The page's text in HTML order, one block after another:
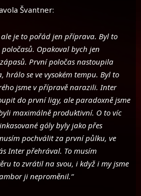
Švantner:
ale je to pořád jen příprava. Byl to
Opakoval bych jen
První poločas nastoupila
hrálo se ve vysokém tempu. Byl to
jsme v přípravě narazili. Inter
do první ligy, ale paradoxně jsme
maximálně produktivní. O to víc
góly byly jako přes
pochválit za první půlku, ve
Inter přehrával. To musím
to zvrátil na svou, i když i my jsme
ji neproměnil.“